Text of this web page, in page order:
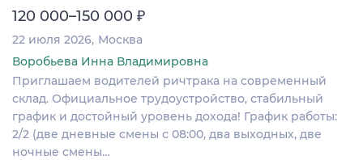
120 000–150 000 ₽
22 июля 2026 Москва
Воробьева Инна Владимировна
Приглашаем водителей ричтрака на современный
склад. Официальное трудоустройство, стабильный
график и достойный уровень дохода! График работы:
2/2 (две дневные смены с 08:00, два выходных, две
ночные смены…